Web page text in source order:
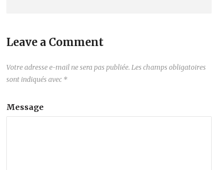
Leave a Comment
Votre adresse e-mail ne sera pas publiée. Les champs obligatoires
sont indiqués avec *
Message